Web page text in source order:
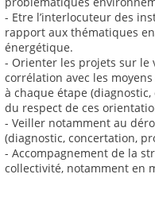
- Etre l’interlocuteur des
rapport aux thématiques
énergétique.
- Orienter les projets sur le
corrélation avec les
à chaque étape
du respect de ces
- Veiller notamment au
(diagnostic, concertation,
- Accompagnement de la
collectivité, notamment en